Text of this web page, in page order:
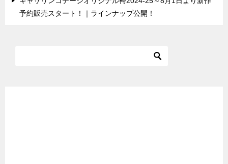
予約販売スタート！｜ラインナップ公開！